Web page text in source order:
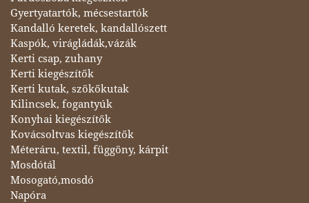
Gyertyatartók, mécsestartók
Kandalló keretek, kandallószett
Kaspók, virágládák,vázák
Kerti csap, zuhany
Kerti kiegészítők
Kerti kutak, szökőkutak
Kilincsek, fogantyúk
Konyhai kiegészítők
Kovácsoltvas kiegészítők
Méteráru, textil, függöny, kárpit
Mosdótál
Mosogató,mosdó
Napóra